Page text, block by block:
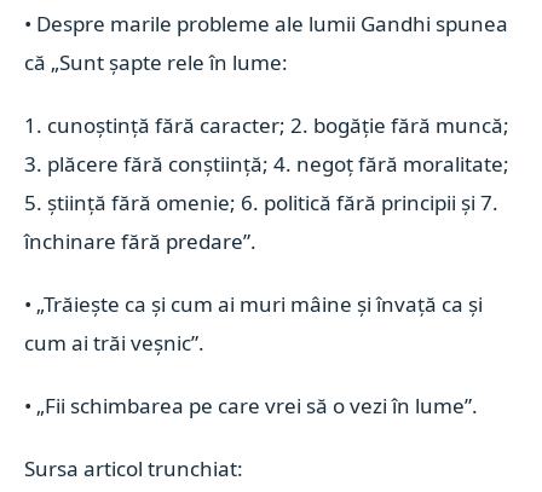
• Despre marile probleme ale lumii Gandhi spunea
că „Sunt şapte rele în lume:
1. cunoştinţă fără caracter; 2. bogăţie fără muncă;
3. plăcere fără conştiinţă; 4. negoţ fără moralitate;
5. ştiinţă fără omenie; 6. politică fără principii şi 7.
închinare fără predare”.
• „Trăieşte ca şi cum ai muri mâine şi învaţă ca şi
cum ai trăi veşnic”.
• „Fii schimbarea pe care vrei să o vezi în lume”.
Sursa articol trunchiat: